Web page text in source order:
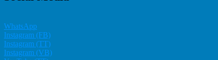
WhatsApp
Instagram (FB)
Instagram (TT)
Instagram (VB)